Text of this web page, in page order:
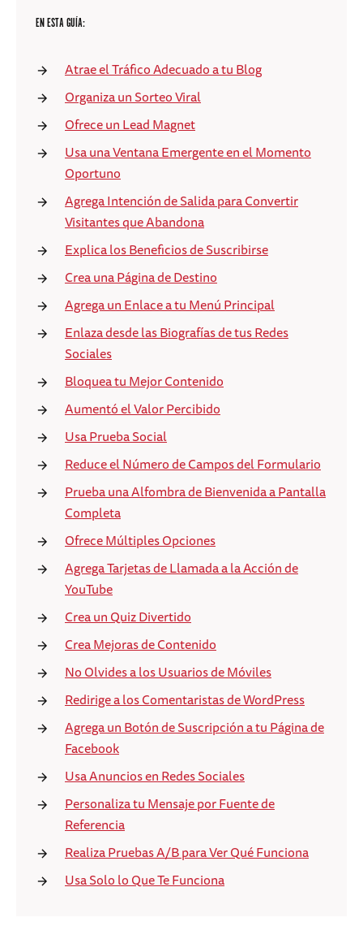
EN ESTA GUÍA:
Atrae el Tráfico Adecuado a tu Blog
Organiza un Sorteo Viral
Ofrece un Lead Magnet
Usa una Ventana Emergente en el Momento
Oportuno
Agrega Intención de Salida para Convertir
Visitantes que Abandona
Explica los Beneficios de Suscribirse
Crea una Página de Destino
Agrega un Enlace a tu Menú Principal
Enlaza desde las Biografías de tus Redes
Sociales
Bloquea tu Mejor Contenido
Aumentó el Valor Percibido
Usa Prueba Social
Reduce el Número de Campos del Formulario
Prueba una Alfombra de Bienvenida a Pantalla
Completa
Ofrece Múltiples Opciones
Agrega Tarjetas de Llamada a la Acción de
YouTube
Crea un Quiz Divertido
Crea Mejoras de Contenido
No Olvides a los Usuarios de Móviles
Redirige a los Comentaristas de WordPress
Agrega un Botón de Suscripción a tu Página de
Facebook
Usa Anuncios en Redes Sociales
Personaliza tu Mensaje por Fuente de
Referencia
Realiza Pruebas A/B para Ver Qué Funciona
Usa Solo lo Que Te Funciona